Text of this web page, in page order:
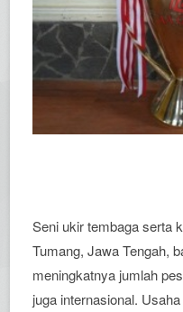
Seni ukir tembaga serta
Tumang, Jawa Tengah,
meningkatnya jumlah
juga internasional.